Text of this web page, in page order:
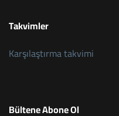
Takvimler
Karşılaştırma takvimi
Bültene Abone Ol